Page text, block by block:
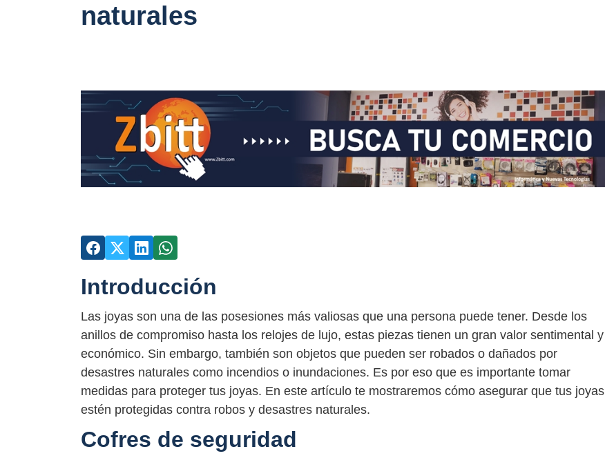
naturales
Introducción
Las joyas son una de las posesiones más valiosas que una persona puede tener. Desde los
anillos de compromiso hasta los relojes de lujo, estas piezas tienen un gran valor sentimental y
económico. Sin embargo, también son objetos que pueden ser robados o dañados por
desastres naturales como incendios o inundaciones. Es por eso que es importante tomar
medidas para proteger tus joyas. En este artículo te mostraremos cómo asegurar que tus joyas
estén protegidas contra robos y desastres naturales.
Cofres de seguridad